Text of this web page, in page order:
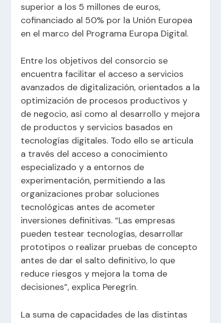
superior a los 5 millones de euros,
cofinanciado al 50% por la Unión Europea
en el marco del Programa Europa Digital.
Entre los objetivos del consorcio se
encuentra facilitar el acceso a servicios
avanzados de digitalización, orientados a la
optimización de procesos productivos y
de negocio, así como al desarrollo y mejora
de productos y servicios basados en
tecnologías digitales. Todo ello se articula
a través del acceso a conocimiento
especializado y a entornos de
experimentación, permitiendo a las
organizaciones probar soluciones
tecnológicas antes de acometer
inversiones definitivas. “Las empresas
pueden testear tecnologías, desarrollar
prototipos o realizar pruebas de concepto
antes de dar el salto definitivo, lo que
reduce riesgos y mejora la toma de
decisiones”, explica Peregrín.
La suma de capacidades de las distintas